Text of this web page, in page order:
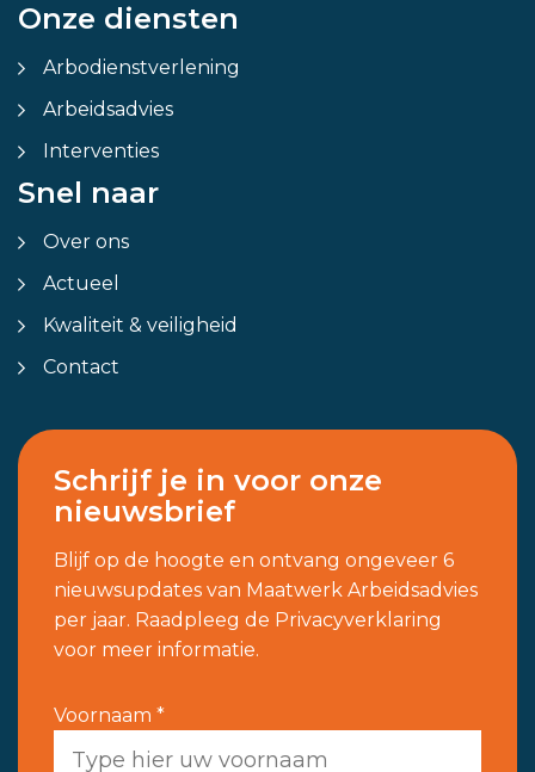
Onze diensten
Arbodienstverlening
Arbeidsadvies
Interventies
Snel naar
Over ons
Actueel
Kwaliteit & veiligheid
Contact
Schrijf je in voor onze
nieuwsbrief
Blijf op de hoogte en ontvang ongeveer 6
nieuwsupdates van Maatwerk Arbeidsadvies
per jaar. Raadpleeg de Privacyverklaring
voor meer informatie.
Vul
Voornaam *